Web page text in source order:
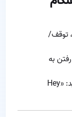
توقف/
به
کافی است بگویید: «Hey